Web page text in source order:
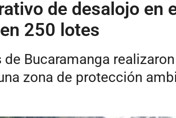
de desalojo en
250 lotes
de Bucaramanga
zona de protección